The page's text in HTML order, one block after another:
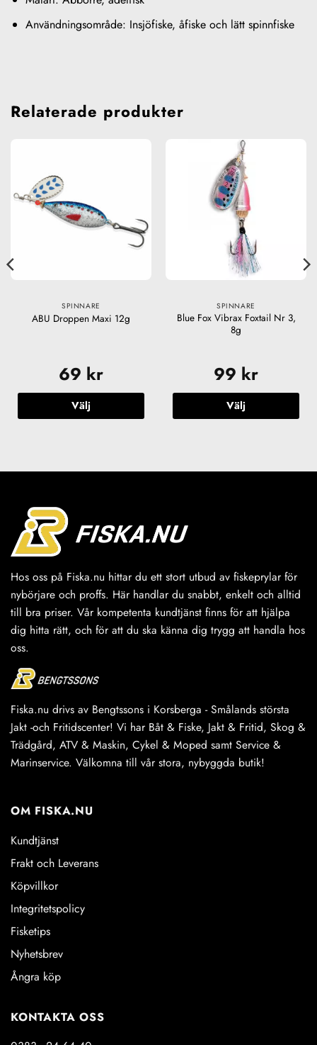
Användningsområde: Insjöfiske, åfiske och lätt spinnfiske
Relaterade produkter
SPINNARE
ABU Droppen Maxi 12g
69 kr
Välj
har
olika
alternativen
väljas
på
produktsidan
SPINNARE
Blue Fox Vibrax Foxtail Nr 3,
8g
99 kr
Välj
har
väljas
på
produktsidan
Hos oss på Fiska.nu hittar du ett stort utbud av fiskeprylar för
nybörjare och proffs. Här handlar du snabbt, enkelt och alltid
till bra priser. Vår kompetenta kundtjänst finns för att hjälpa
dig hitta rätt, och för att du ska känna dig trygg att handla hos
oss.
Fiska.nu drivs av Bengtssons i Korsberga - Smålands största
Jakt -och Fritidscenter! Vi har Båt & Fiske, Jakt & Fritid, Skog &
Trädgård, ATV & Maskin, Cykel & Moped samt Service &
Marinservice. Välkomna till vår stora, nybyggda butik!
OM FISKA.NU
Kundtjänst
Frakt och Leverans
Köpvillkor
Integritetspolicy
Fisketips
Nyhetsbrev
Ångra köp
KONTAKTA OSS